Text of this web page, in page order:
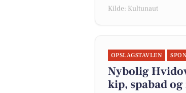
Kilde: Kultunaut
OPSLAGSTAVLEN
Nybolig
kip, spabad